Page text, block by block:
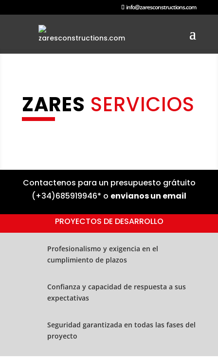
info@zaresconstructions.com
ZARES SERVICIOS
Contactenos para un presupuesto grátuito
(+34)685919946* o envianos un email
PROYECTOS DE DESARROLLO
Profesionalismo y exigencia en el
cumplimiento de plazos
Confianza y capacidad de respuesta a sus
expectativas
Seguridad garantizada en todas las fases del
proyecto